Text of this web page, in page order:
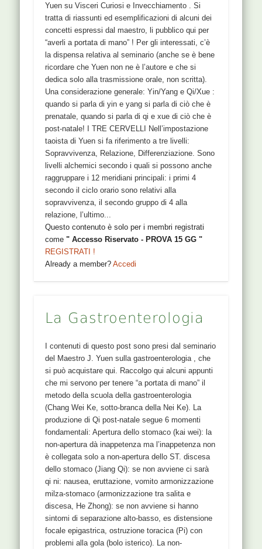
Yuen su Visceri Curiosi e Invecchiamento . Si
tratta di riassunti ed esemplificazioni di alcuni dei
concetti espressi dal maestro, li pubblico qui per
“averli a portata di mano” ! Per gli interessati, c’è
la dispensa relativa al seminario (anche se è bene
ricordare che Yuen non ne è l’autore e che si
dedica solo alla trasmissione orale, non scritta).
Una considerazione generale: Yin/Yang e Qi/Xue :
quando si parla di yin e yang si parla di ciò che è
prenatale, quando si parla di qi e xue di ciò che è
post-natale! I TRE CERVELLI Nell’impostazione
taoista di Yuen si fa riferimento a tre livelli:
Sopravvivenza, Relazione, Differenziazione. Sono
livelli alchemici secondo i quali si possono anche
raggruppare i 12 meridiani principali: i primi 4
secondo il ciclo orario sono relativi alla
sopravvivenza, il secondo gruppo di 4 alla
relazione, l’ultimo...
Questo contenuto è solo per i membri registrati
come" Accesso Riservato - PROVA 15 GG "
REGISTRATI !
Already a member?Accedi
La Gastroenterologia
I contenuti di questo post sono presi dal seminario
del Maestro J. Yuen sulla gastroenterologia , che
si può acquistare qui. Raccolgo qui alcuni appunti
che mi servono per tenere “a portata di mano” il
metodo della scuola della gastroenterologia
(Chang Wei Ke, sotto-branca della Nei Ke). La
produzione di Qi post-natale segue 6 momenti
fondamentali: Apertura dello stomaco (kai wei): la
non-apertura dà inappetenza ma l’inappetenza non
è collegata solo a non-apertura dello ST. discesa
dello stomaco (Jiang Qi): se non avviene ci sarà
qi ni: nausea, eruttazione, vomito armonizzazione
milza-stomaco (armonizzazione tra salita e
discesa, He Zhong): se non avviene si hanno
sintomi di separazione alto-basso, es distensione
focale epigastrica, ostruzione toracica (Pi) con
problemi alla gola (bolo isterico). La non-